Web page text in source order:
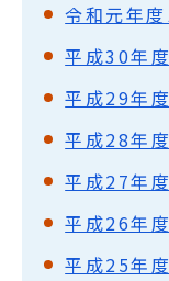
令和元年度
平成30年
平成29年
平成28年
平成27年
平成26年
平成25年